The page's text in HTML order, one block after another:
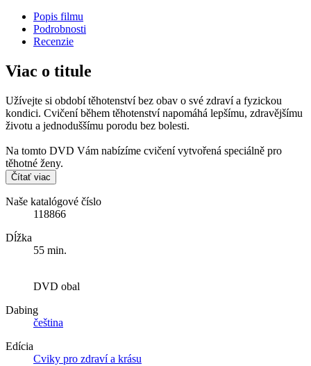
Popis filmu
Podrobnosti
Recenzie
Viac o titule
Užívejte si období těhotenství bez obav o své zdraví a fyzickou
kondici. Cvičení během těhotenství napomáhá lepšímu, zdravějšímu
životu a jednoduššímu porodu bez bolesti.
Na tomto DVD Vám nabízíme cvičení vytvořená speciálně pro
těhotné ženy.
Čítať viac
Naše katalógové číslo
118866
Dĺžka
55 min.
DVD obal
Dabing
čeština
Edícia
Cviky pro zdraví a krásu